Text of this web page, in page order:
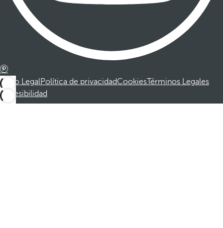
Aviso LegalPolítica de privacidadCookiesTérminos Legales
Accesibilidad